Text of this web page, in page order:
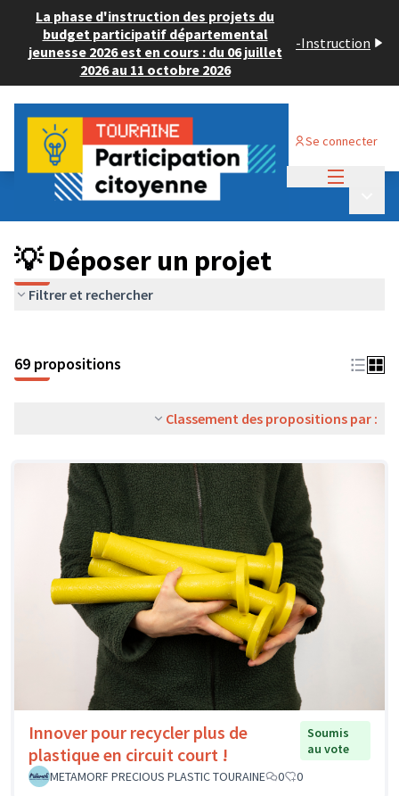
La phase d'instruction des projets du
budget participatif départemental
jeunesse 2026 est en cours : du 06 juillet
2026 au 11 octobre 2026
-Instruction
Se connecter
Budget Participatif ADULTE 2024
💡 Déposer un projet
💡 Déposer un projet
Filtrer et rechercher
69 propositions
Classement des propositions par :
Innover pour recycler plus de
plastique en circuit court !
Soumis
au vote
METAMORF PRECIOUS PLASTIC TOURAINE
0 0